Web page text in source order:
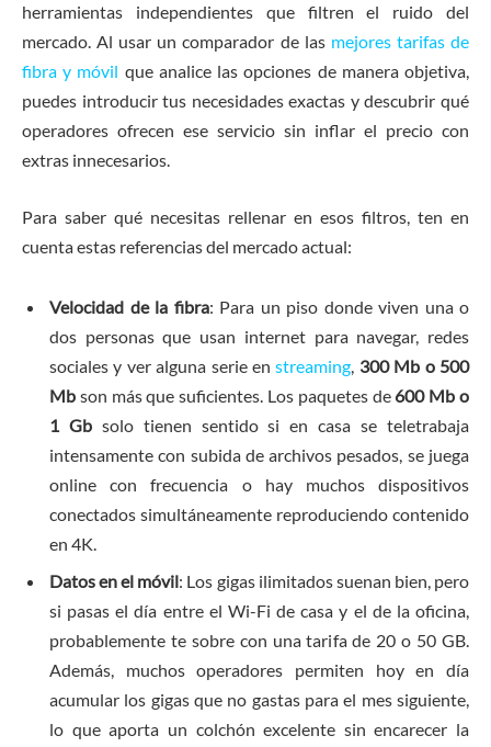
herramientas independientes que filtren el ruido del
mercado. Al usar un comparador de lasmejores tarifas de
fibra y móvil que analice las opciones de manera objetiva,
puedes introducir tus necesidades exactas y descubrir qué
operadores ofrecen ese servicio sin inflar el precio con
extras innecesarios.
Para saber qué necesitas rellenar en esos filtros, ten en
cuenta estas referencias del mercado actual:
Velocidad de la fibra: Para un piso donde viven una o
dos personas que usan internet para navegar, redes
sociales y ver alguna serie enstreaming, 300 Mb o 500
Mb son más que suficientes. Los paquetes de 600 Mb o
1 Gbsolo tienen sentido si en casa se teletrabaja
intensamente con subida de archivos pesados, se juega
online con frecuencia o hay muchos dispositivos
conectados simultáneamente reproduciendo contenido
en 4K.
Datos en el móvil: Los gigas ilimitados suenan bien, pero
si pasas el día entre el Wi-Fi de casa y el de la oficina,
probablemente te sobre con una tarifa de 20 o 50 GB.
Además, muchos operadores permiten hoy en día
acumular los gigas que no gastas para el mes siguiente,
lo que aporta un colchón excelente sin encarecer la